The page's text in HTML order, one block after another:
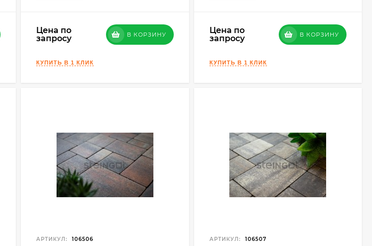
Цена по
запросу
В КОРЗИНУ
Цена по
запросу
В КОРЗИНУ
АРТИКУЛ: 106506 АРТИКУЛ: 106507